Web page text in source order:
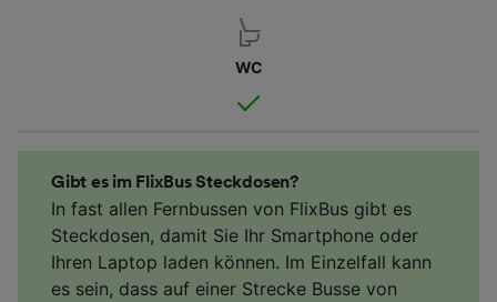
WC
Gibt es im FlixBus Steckdosen?
In fast allen Fernbussen von FlixBus gibt es
Steckdosen, damit Sie Ihr Smartphone oder
Ihren Laptop laden können. Im Einzelfall kann
es sein, dass auf einer Strecke Busse von